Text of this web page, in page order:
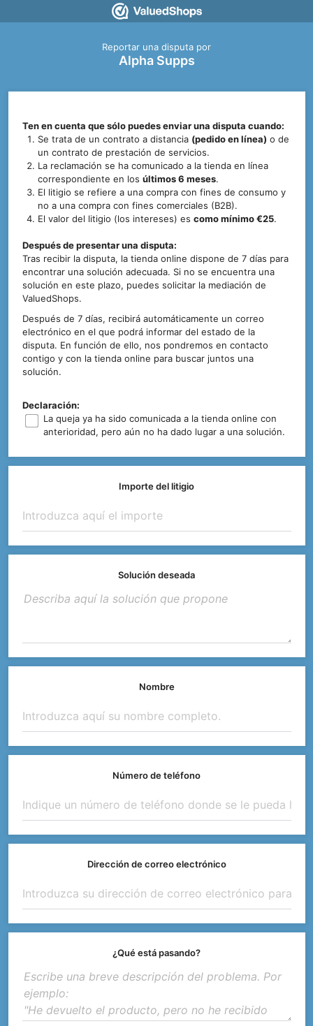
Reportar una disputa por
Alpha Supps
Ten en cuenta que sólo puedes enviar una disputa cuando:
Se trata de un contrato a distancia (pedido en línea) o de
un contrato de prestación de servicios.
La reclamación se ha comunicado a la tienda en línea
correspondiente en losúltimos 6 meses.
El litigio se refiere a una compra con fines de consumoy
no a una compra con fines comerciales (B2B).
El valor del litigio (los intereses) escomo mínimo €25.
Después de presentar una disputa:
Tras recibir la disputa, la tienda online dispone de 7 días para
encontrar una solución adecuada. Si no se encuentra una
solución en este plazo, puedes solicitar la mediación de
ValuedShops.
Después de 7 días, recibirá automáticamente un correo
electrónico en el que podrá informar del estado de la
disputa. En función de ello, nos pondremos en contacto
contigo y con la tienda online para buscar juntos una
solución.
Declaración:
La queja ya ha sido comunicada a la tienda online con
anterioridad, pero aún no ha dado lugar a una solución.
Importe del litigio
Solución deseada
Nombre
Número de teléfono
Dirección de correo electrónico
¿Qué está pasando?